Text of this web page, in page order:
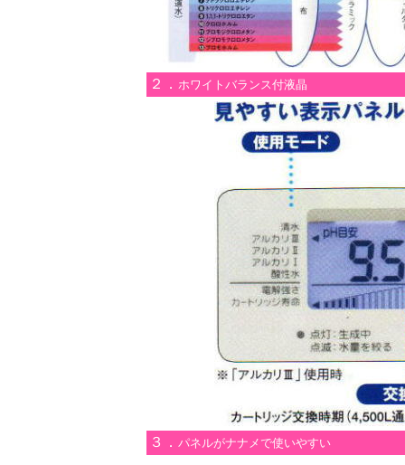
２． ホワイトバランス付液晶
３． パネルがナナメで使いやすい